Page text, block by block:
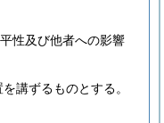
性及び他者への影響
講ずるものとする。